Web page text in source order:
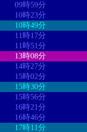
09時59分
10時23分
10時49分
11時17分
11時51分
13時08分
14時27分
15時02分
15時30分
15時56分
16時21分
16時46分
17時11分